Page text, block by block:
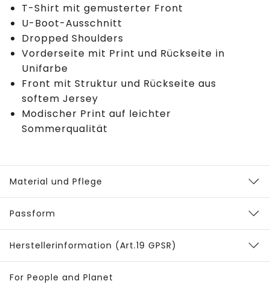
T-Shirt mit gemusterter Front
U-Boot-Ausschnitt
Dropped Shoulders
Vorderseite mit Print und Rückseite in
Unifarbe
Front mit Struktur und Rückseite aus
softem Jersey
Modischer Print auf leichter
Sommerqualität
Material und Pflege
Passform
Herstellerinformation (Art.19 GPSR)
For People and Planet